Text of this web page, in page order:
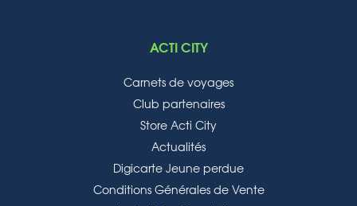
ACTI CITY
Carnets de voyages
Club partenaires
Store Acti City
Actualités
Digicarte Jeune perdue
Conditions Générales de Vente